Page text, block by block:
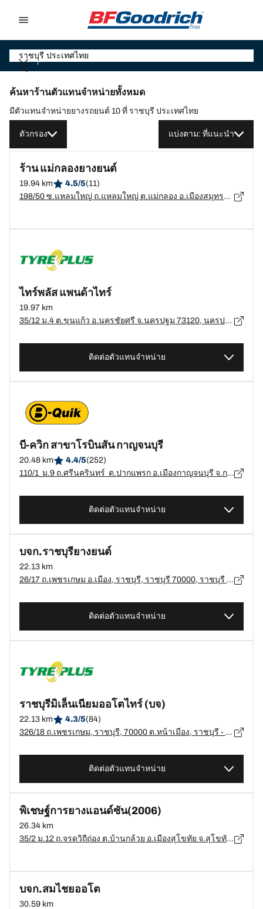
ค้นหาร้านตัวแทนจำหน่ายทั้งหมด
มีตัวแทนจำหน่ายยางรถยนต์ 10 ที่ ราชบุรี ประเทศไทย
ตัวกรอง แบ่งตาม: ที่แนะนำ
ร้าน แม่กลองยางยนต์
19.94 km 4.5/5(11)
198/50 ซ.แหลมใหญ่ ถ.แหลมใหญ่ ต.แม่กลอง อ.เมืองสมุทรสงคราม จ.สมุทรสงคราม, สมุทรสงคราม - 75000
ไทร์พลัส แพนด้าไทร์
19.97 km
35/12 ม.4 ต.ขุนแก้ว อ.นครชัยศรี จ.นครปฐม 73120, นครปฐม - 73120
ติดต่อตัวแทนจำหน่าย
บี-ควิก สาขาโรบินสัน กาญจนบุรี
20.48 km 4.4/5(252)
110/1 ม.9 ถ.ศรีนครินทร์ ต.ปากแพรก อ.เมืองกาญจนบุรี จ.กาญจนบุรี, กาญจนบุรี - 71000
ติดต่อตัวแทนจำหน่าย
บจก.ราชบุรียางยนต์
22.13 km
26/17 ถ.เพชรเกษม อ.เมือง, ราชบุรี, ราชบุรี 70000, ราชบุรี - 70000
ติดต่อตัวแทนจำหน่าย
ราชบุรีมิเล็นเนียมออโตไทร์ (บจ)
22.13 km 4.3/5(84)
326/18 ถ.เพชรเกษม, ราชบุรี, 70000 ต.หน้าเมือง, ราชบุรี - 70000
ติดต่อตัวแทนจำหน่าย
พิเชษฐ์การยางแอนด์ซัน(2006)
26.34 km
35/2 ม.12 ถ.จรดวิถีถ่อง ต.บ้านกล้วย อ.เมืองสุโขทัย จ.สุโขทัย, สุโขทัย - 64000
บจก.สมไชยออโต
30.59 km